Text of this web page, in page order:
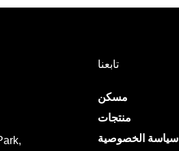
تابعنا
مسكن
منتجات
سياسة الخصوصية